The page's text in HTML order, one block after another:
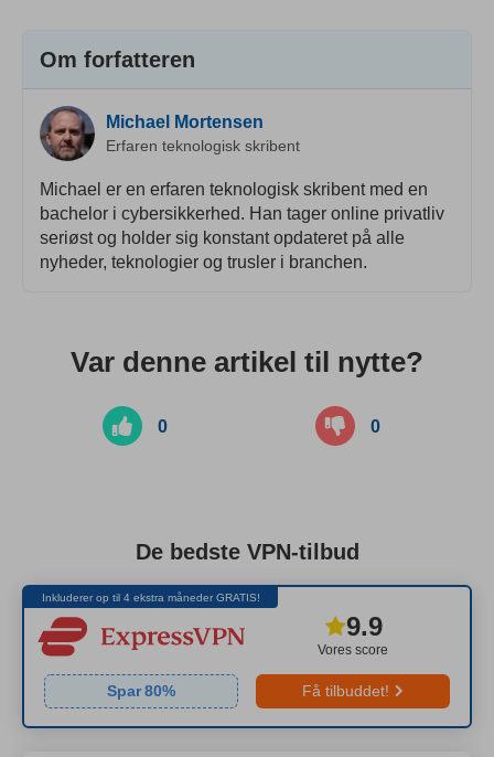
Om forfatteren
Michael Mortensen
Erfaren teknologisk skribent
Michael er en erfaren teknologisk skribent med en
bachelor i cybersikkerhed. Han tager online privatliv
seriøst og holder sig konstant opdateret på alle
nyheder, teknologier og trusler i branchen.
Var denne artikel til nytte?
0 0
De bedste VPN-tilbud
Inkluderer op til 4 ekstra måneder GRATIS!
Vores score
9.9
Spar80% Få tilbuddet!